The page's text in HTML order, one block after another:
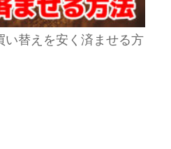
い替えを安く済ませる方